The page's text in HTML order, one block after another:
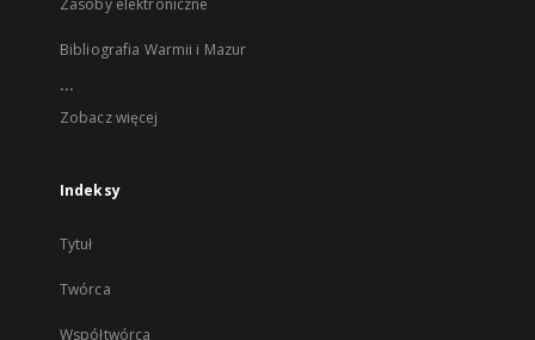
Zasoby elektroniczne
Bibliografia Warmii i Mazur
...
Zobacz więcej
Indeksy
Tytuł
Twórca
Współtwórca